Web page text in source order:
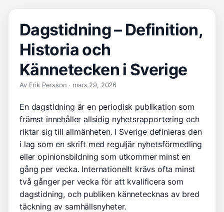
Dagstidning – Definition,
Historia och
Kännetecken i Sverige
Av Erik Persson · mars 29, 2026
En dagstidning är en periodisk publikation som
främst innehåller allsidig nyhetsrapportering och
riktar sig till allmänheten. I Sverige definieras den
i lag som en skrift med reguljär nyhetsförmedling
eller opinionsbildning som utkommer minst en
gång per vecka. Internationellt krävs ofta minst
två gånger per vecka för att kvalificera som
dagstidning, och publiken kännetecknas av bred
täckning av samhällsnyheter.